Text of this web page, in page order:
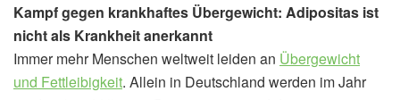
Kampf gegen krankhaftes Übergewicht: Adipositas ist
nicht als Krankheit anerkannt
Immer mehr Menschen weltweit leiden an Übergewicht
und Fettleibigkeit. Allein in Deutschland werden im Jahr